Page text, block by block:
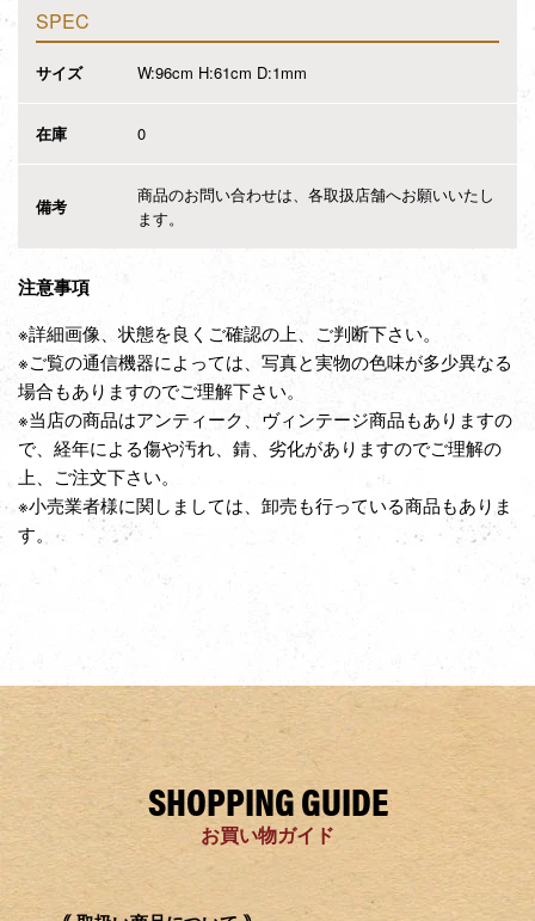
SPEC
サイズ W:96cm H:61cm D:1mm
在庫 0
備考
商品のお問い合わせは、各取扱店舗へお願いいたし
ます。
注意事項
※詳細画像、状態を良くご確認の上、ご判断下さい。
※ご覧の通信機器によっては、写真と実物の色味が多少異なる
場合もありますのでご理解下さい。
※当店の商品はアンティーク、ヴィンテージ商品もありますの
で、経年による傷や汚れ、錆、劣化がありますのでご理解の
上、ご注文下さい。
※小売業者様に関しましては、卸売も行っている商品もありま
す。
SHOPPING GUIDE
お買い物ガイド